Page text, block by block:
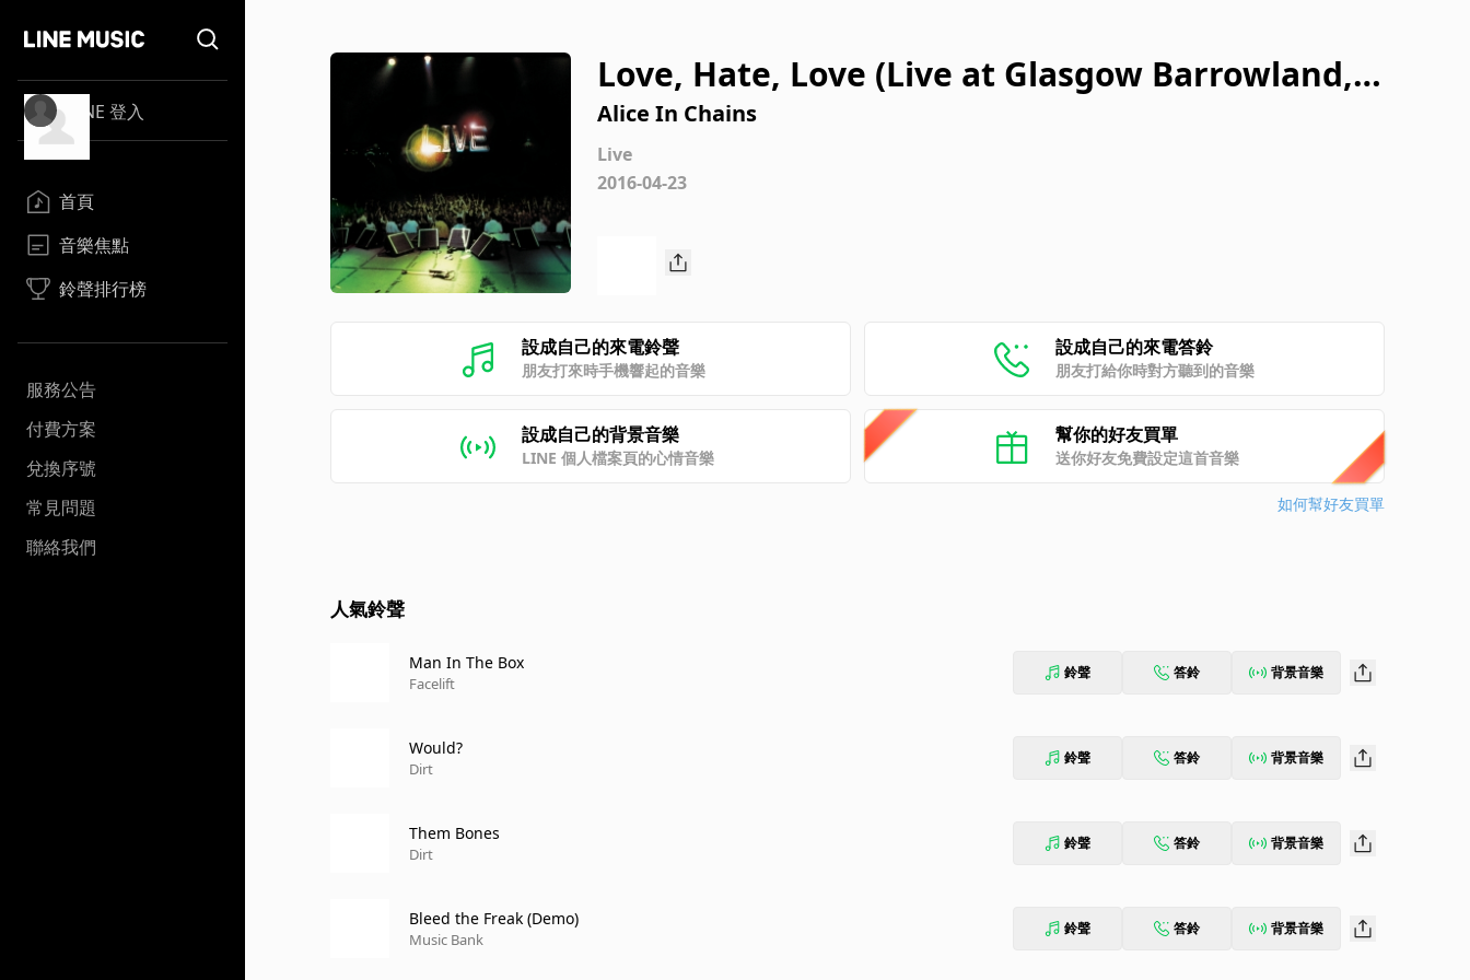
LINE 登入
首頁
音樂焦點
鈴聲排行榜
服務公告
付費方案
兌換序號
常見問題
聯絡我們
Love, Hate, Love (Live at Glasgow Barrowland,
Glasgow, UK March 1993)
Alice In Chains
Live
2016-04-23
設成自己的來電鈴聲
朋友打來時手機響起的音樂
設成自己的來電答鈴
朋友打給你時對方聽到的音樂
設成自己的背景音樂
LINE 個人檔案頁的心情音樂
幫你的好友買單
送你好友免費設定這首音樂
如何幫好友買單
人氣鈴聲
Man In The Box
Facelift
鈴聲 答鈴 背景音樂
Would?
Dirt
鈴聲 答鈴 背景音樂
Them Bones
Dirt
鈴聲 答鈴 背景音樂
Bleed the Freak (Demo)
Music Bank
鈴聲 答鈴 背景音樂